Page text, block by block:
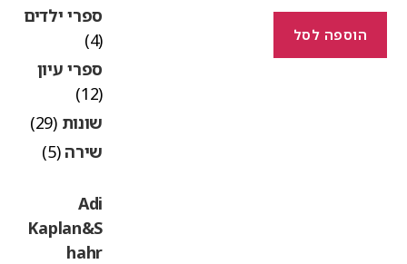
הוספה לסל
ספרי ילדים
ספרי עיון
שונות(29)
שירה(5)
Kaplan&S
hahr